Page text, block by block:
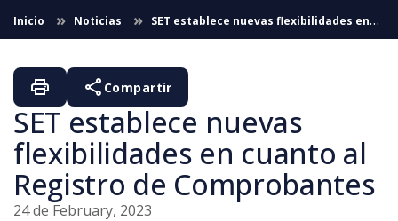
Skip to Main Content
Inicio Noticias
SET establece nuevas flexibilidades en
cuanto al Registro de Comprobantes (24/02/2023)
SET establece nuevas
flexibilidades en cuanto al
Registro de Comprobantes
24 de February, 2023
print share Compartir